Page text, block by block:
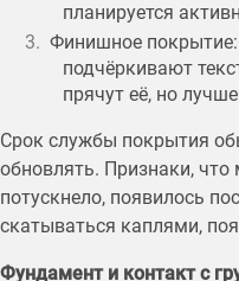
планируется
Финишное
подчёркивают
прячут её, но
Срок службы покрытия
обновлять. Признаки,
потускнело, появилось
скатываться каплями,
Фундамент и контакт с